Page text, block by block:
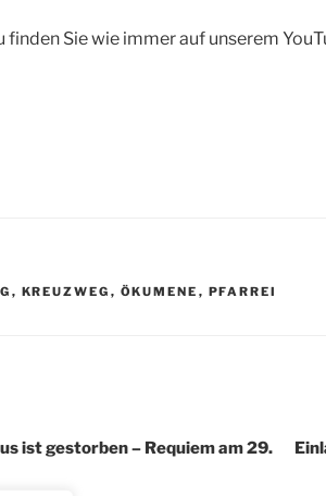
finden Sie wie immer auf unserem
, KREUZWEG , ÖKUMENE , PFARREI
ist gestorben – Requiem am 29.